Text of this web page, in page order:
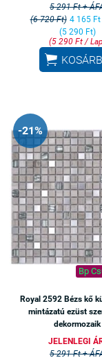
5 291 Ft +
(6 720 Ft) 4 165 Ft
(5 290 Ft)
(5 290 Ft /

-21%
Bp
Royal 2592 Bézs kő
mintázatú ezüst
dekormozaik
JELENLEGI
5 291 Ft +